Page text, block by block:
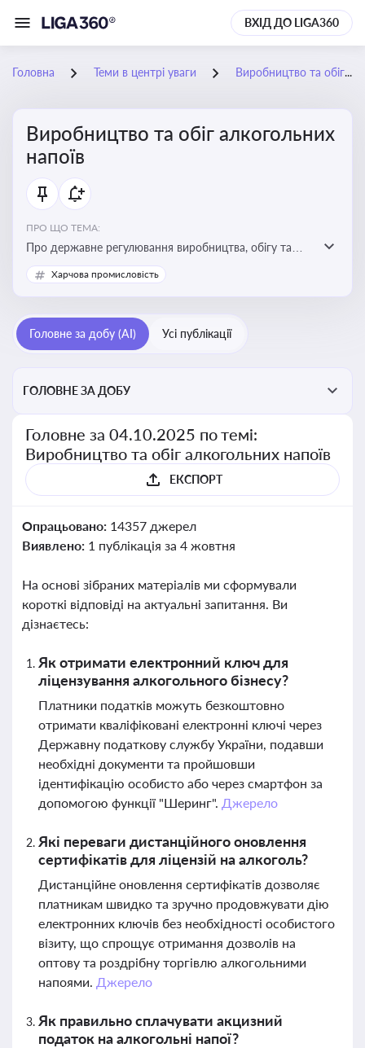
ВХІД ДО LIGA360
Головна Теми в центрі уваги Виробництво та обіг алкогольних напоїв
Виробництво та обіг алкогольних
напоїв
ПРО ЩО ТЕМА:
Про державне регулювання виробництва, обігу та
оподаткування алкогольної продукції, про
ліцензування та правові ризики
Харчова промисловість
Головне за добу (AI) Усі публікації
ГОЛОВНЕ ЗА ДОБУ
Головне за 04.10.2025 по темі:
Виробництво та обіг алкогольних напоїв
ЕКСПОРТ
Опрацьовано: 14357 джерел
Виявлено: 1 публікація за 4 жовтня
На основі зібраних матеріалів ми сформували
короткі відповіді на актуальні запитання. Ви
дізнаєтесь:
Як отримати електронний ключ для
ліцензування алкогольного бізнесу?
Платники податків можуть безкоштовно
отримати кваліфіковані електронні ключі через
Державну податкову службу України, подавши
необхідні документи та пройшовши
ідентифікацію особисто або через смартфон за
допомогою функції "Шеринг". Джерело
Які переваги дистанційного оновлення
сертифікатів для ліцензій на алкоголь?
Дистанційне оновлення сертифікатів дозволяє
платникам швидко та зручно продовжувати дію
електронних ключів без необхідності особистого
візиту, що спрощує отримання дозволів на
оптову та роздрібну торгівлю алкогольними
напоями. Джерело
Як правильно сплачувати акцизний
податок на алкогольні напої?